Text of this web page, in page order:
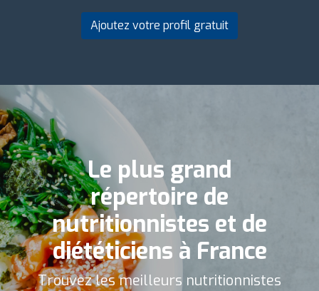
Ajoutez votre profil gratuit
Le plus grand
répertoire de
nutritionnistes et de
diététiciens à France
Trouvez les meilleurs nutritionnistes